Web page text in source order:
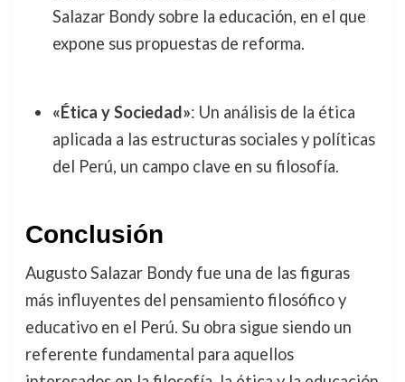
Salazar Bondy sobre la educación, en el que
expone sus propuestas de reforma.
«Ética y Sociedad»: Un análisis de la ética
aplicada a las estructuras sociales y políticas
del Perú, un campo clave en su filosofía.
Conclusión
Augusto Salazar Bondy fue una de las figuras
más influyentes del pensamiento filosófico y
educativo en el Perú. Su obra sigue siendo un
referente fundamental para aquellos